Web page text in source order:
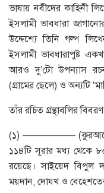
ভাষায় নবীদের কাহিনী
ইসলামী ভাবধারা
উদ্দেশ্যে তিনি গল্প
ইসলামী ভাবধারাপুষ্ট
আরও দু’টো উপন্যাস
(গ্রামের ছেলে) ও অন্যটি
তাঁর রচিত গ্রন্থাবলির
(১) —————– (কুরআনের
১১৪টি সূরার মধ্য থেকে
রয়েছে। সাইয়েদ বিপুল
ময়দান, দোযখ ও